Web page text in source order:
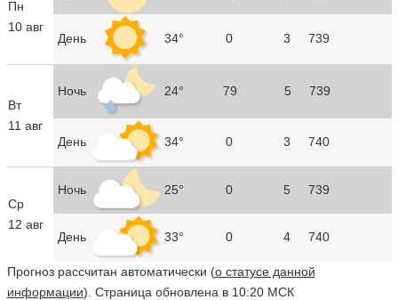
Пн
10 авг
День 34° 0 3 739
Вт
11 авг
Ночь 24° 79 5 739
День 34° 0 3 740
Ср
12 авг
Ночь 25° 0 5 739
День 33° 0 4 740
Прогноз рассчитан автоматически (о статусе данной
информации). Страница обновлена в 10:20 МСК